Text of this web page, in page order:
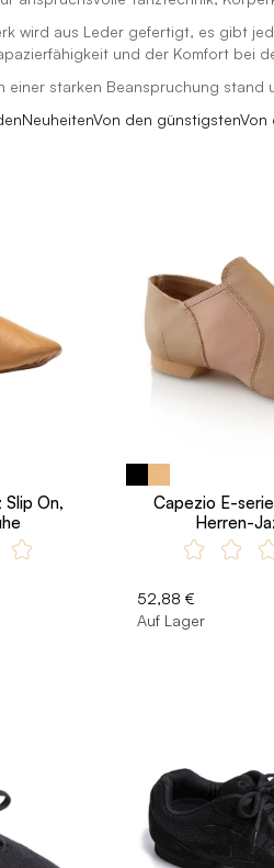
wird aus Leder gefertigt, es gibt
und der Komfort bei
einer starken Beanspruchung
NeuheitenVon den günstigstenVon
On,
Capezio E-
Herren-
52,88 €
Auf Lager